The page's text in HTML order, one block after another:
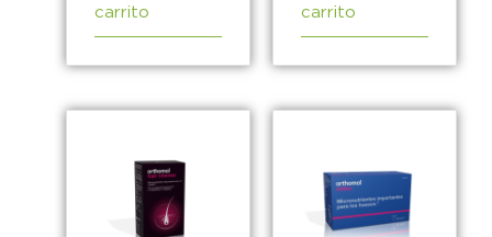
carrito carrito